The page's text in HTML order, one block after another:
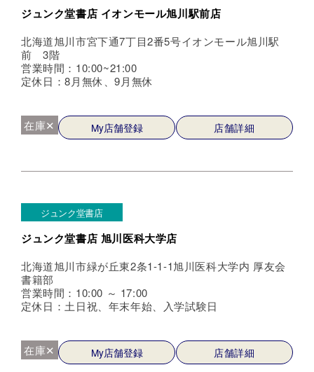
ジュンク堂書店 イオンモール旭川駅前店
北海道旭川市宮下通7丁目2番5号イオンモール旭川駅
前 3階
営業時間：10:00~21:00
定休日：8月無休、9月無休
在庫✕ My店舗登録 店舗詳細
ジュンク堂書店
ジュンク堂書店 旭川医科大学店
北海道旭川市緑が丘東2条1-1-1旭川医科大学内 厚友会
書籍部
営業時間：10:00 ～ 17:00
定休日：土日祝、年末年始、入学試験日
在庫✕ My店舗登録 店舗詳細